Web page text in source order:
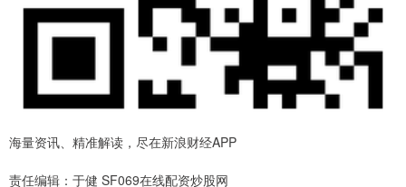
海量资讯、精准解读，尽在新浪财经APP
责任编辑：于健 SF069在线配资炒股网